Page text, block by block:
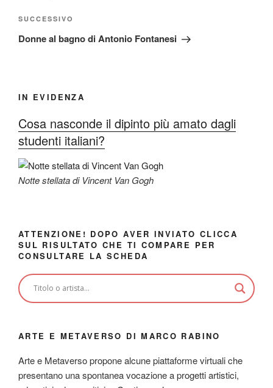
Articolo
successivo
SUCCESSIVO
Donne al bagno di Antonio Fontanesi
IN EVIDENZA
Cosa nasconde il dipinto più amato dagli
studenti italiani?
Notte stellata di Vincent Van Gogh
ATTENZIONE! DOPO AVER INVIATO CLICCA
SUL RISULTATO CHE TI COMPARE PER
CONSULTARE LA SCHEDA
ARTE E METAVERSO DI MARCO RABINO
Arte e Metaverso propone alcune piattaforme virtuali che
presentano una spontanea vocazione a progetti artistici,